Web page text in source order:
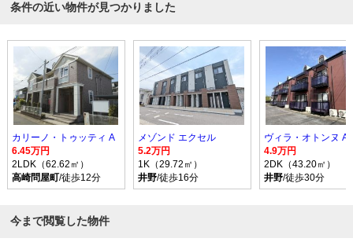
条件の近い物件が見つかりました
カリーノ・トゥッティ A
6.45万円
2LDK（62.62㎡）
高崎問屋町/徒歩12分
メゾンド エクセル
5.2万円
1K（29.72㎡）
井野/徒歩16分
ヴィラ・オトンヌ A
4.9万円
2DK（43.20㎡）
井野/徒歩30分
今まで閲覧した物件